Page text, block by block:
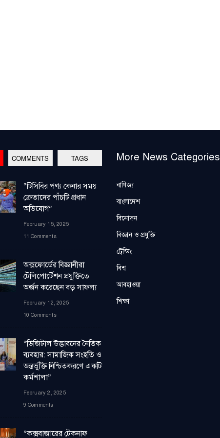
COMMENTS TAGS
“টিসিবির পণ্য কেনার সময়
ক্রেতাদের পাঁচটি প্রধান
অভিযোগ”
February 15, 2025
11 Comments
অক্সফোর্ডের বিজ্ঞানীরা
টেলিপোর্টেশন প্রযুক্তিতে
অর্জন করেছেন বড় সাফল্য
February 12, 2025
10 Comments
“ডিজিটাল উদ্ভাবনের নৈতিক
ব্যবহার: সামাজিক সংহতি ও
অন্তর্ভুক্তি নিশ্চিতকরণে একটি
কর্মশালা”
February 2, 2025
9 Comments
”কক্সবাজারের টেকনাফ
More News Categories
বাণিজ্য
বাংলাদেশ
বিনোদন
বিজ্ঞান ও প্রযুক্তি
ট্রেন্ডিং
বিশ্ব
আবহাওয়া
শিক্ষা